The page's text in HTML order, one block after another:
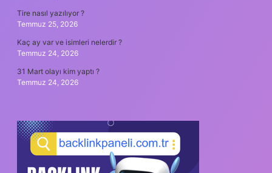
Tire nasıl yazılıyor ?
Temmuz 25, 2026
Kaç ay var ve isimleri nelerdir ?
Temmuz 24, 2026
31 Mart olayı kim yaptı ?
Temmuz 24, 2026